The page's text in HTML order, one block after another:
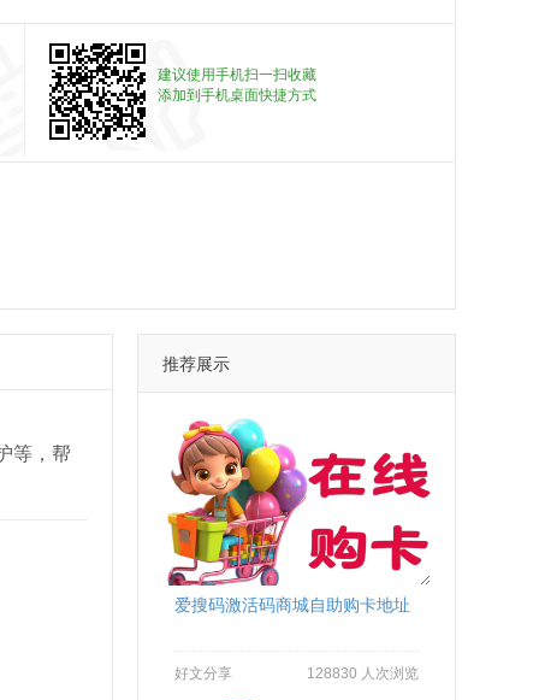
建议使用手机扫一扫收藏
添加到手机桌面快捷方式
等，帮
推荐展示
爱搜码激活码商城自助购卡地址
好文分享 128830 人次浏览